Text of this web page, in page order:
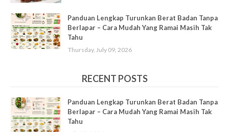
Panduan Lengkap Turunkan Berat Badan Tanpa
Berlapar – Cara Mudah Yang Ramai Masih Tak
Tahu
Thursday, July 09, 2026
RECENT POSTS
Panduan Lengkap Turunkan Berat Badan Tanpa
Berlapar – Cara Mudah Yang Ramai Masih Tak
Tahu